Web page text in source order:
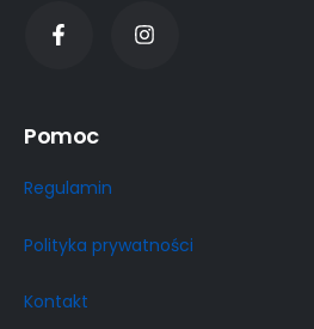
Pomoc
Regulamin
Polityka prywatności
Kontakt